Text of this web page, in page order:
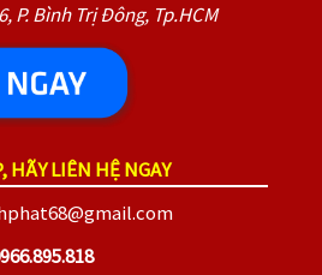
P. Bình Trị Đông, Tp.HCM
HÃY LIÊN HỆ NGAY